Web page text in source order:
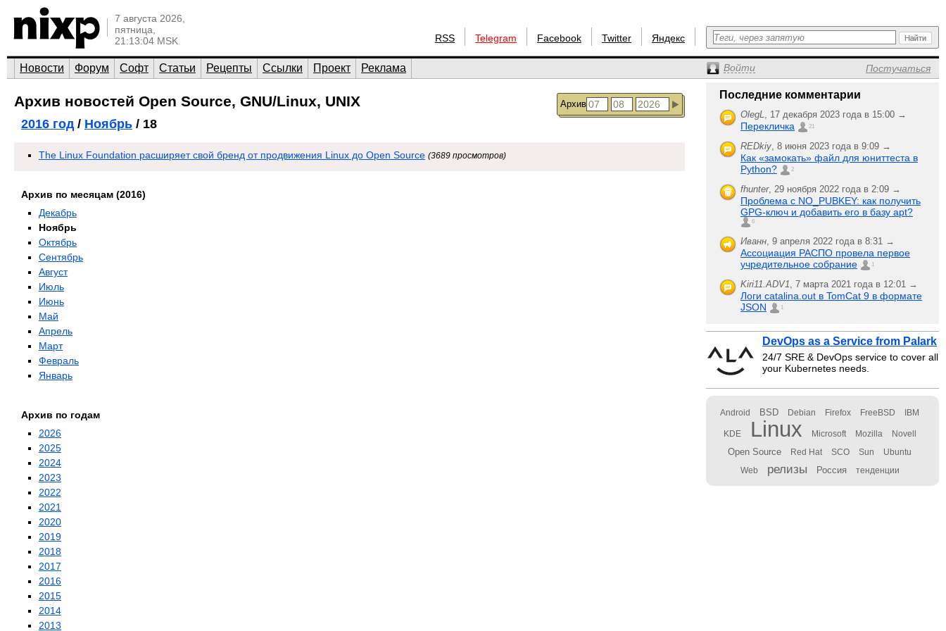
7 августа 2026,
пятница,
21:13:04 MSK
RSS Telegram Facebook Twitter Яндекс
Новости Форум Софт Статьи Рецепты Ссылки Проект Реклама Войти Постучаться
Архив
Архив новостей Open Source, GNU/Linux, UNIX
2016 год/ Ноябрь / 18
The Linux Foundation расширяет свой бренд от продвижения Linux до Open Source (3689 просмотров)
Архив по месяцам (2016)
Декабрь
Ноябрь
Октябрь
Сентябрь
Август
Июль
Июнь
Май
Апрель
Март
Февраль
Январь
Архив по годам
2026
2025
2024
2023
2022
2021
2020
2019
2018
2017
2016
2015
2014
2013
Последние комментарии
OlegL, 17 декабря 2023 года в 15:00 →
Перекличка 21
REDkiy, 8 июня 2023 года в 9:09 →
Как «замокать» файл для юниттеста в
Python?
2
fhunter, 29 ноября 2022 года в 2:09 →
Проблема с NO_PUBKEY: как получить
GPG-ключ и добавить его в базу apt?
6
Иванн, 9 апреля 2022 года в 8:31 →
Ассоциация РАСПО провела первое
учредительное собрание
1
Kiri11.ADV1, 7 марта 2021 года в 12:01 →
Логи catalina.out в TomCat 9 в формате
JSON
1
DevOps as a Service from Palark
24/7 SRE & DevOps service to cover all
your Kubernetes needs.
Android BSD Debian Firefox FreeBSD IBM
KDE Linux Microsoft Mozilla Novell
Open Source Red Hat SCO Sun Ubuntu
Web релизы Россия тенденции